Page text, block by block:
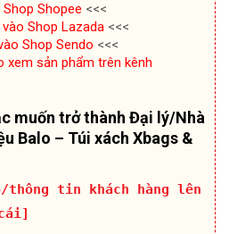
Shopee <<<
Shop Lazada <<<
Shop Sendo <<<
xem sản phẩm trên kênh
muốn trở thành Đại lý/Nhà
Balo – Túi xách Xbags &
thông tin khách hàng lên